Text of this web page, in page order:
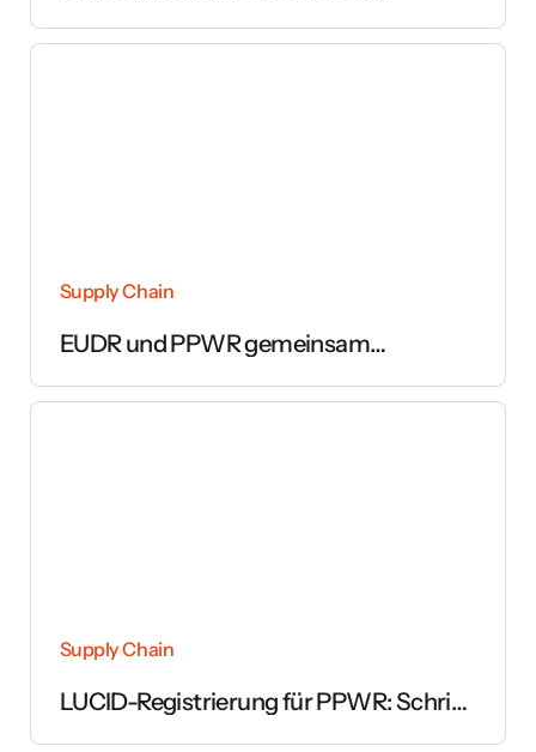
Nachhaltigkeitsberichts
Supply Chain
EUDR und PPWR gemeinsam
Supply Chain
LUCID-Registrierung für PPWR: Schritt